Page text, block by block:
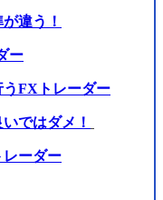
違う！
ー
FXトレーダー
ではダメ！
ーダー